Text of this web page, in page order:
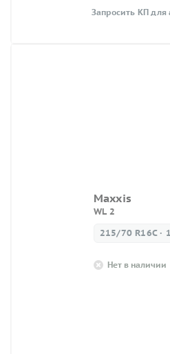
Запросить КП для
Maxxis
WL 2
215/70 R16C ·
Нет в наличии